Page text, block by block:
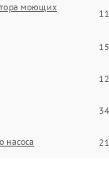
моющих
насоса